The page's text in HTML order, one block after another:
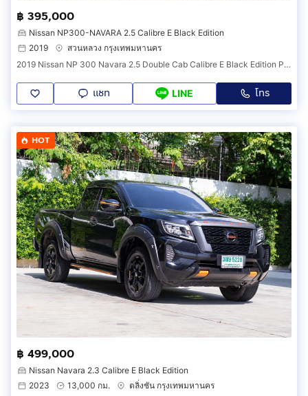
฿ 395,000
Nissan NP300-NAVARA 2.5 Calibre E Black Edition
2019
สวนหลวง กรุงเทพมหานคร
2019 Nissan NP 300 Navara 2.5 Double Cab Calibre E Black Edition Pickup
แชท LINE โทร
HOT
฿ 499,000
Nissan Navara 2.3 Calibre E Black Edition
2023
13,000 กม.
ตลิ่งชัน กรุงเทพมหานคร